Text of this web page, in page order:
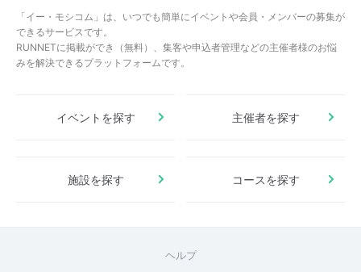
「イー・モシコム」は、いつでも簡単にイベントや会員・メンバーの募集が
できるサービスです。
RUNNETに掲載ができ（無料）、集客や申込者管理などの主催者様のお悩
みを解決できるプラットフォームです。
イベントを探す 主催者を探す
施設を探す コースを探す
ヘルプ